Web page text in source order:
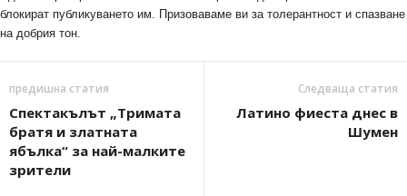
блокират публикуването им. Призоваваме ви за толерантност и спазване
на добрия тон.
предишна статия
Спектакълът „Тримата
братя и златната
ябълка“ за най-малките
зрители
Следваща статия
Латино фиеста днес в
Шумен